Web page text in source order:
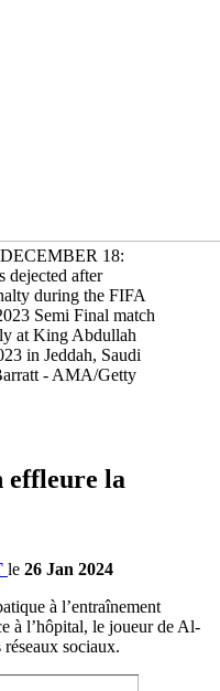
18:
dejected after
during the FIFA
Semi Final match
at King Abdullah
in Jeddah, Saudi
- AMA/Getty
effleure la
le 26 Jan 2024
à l’entraînement
à l’hôpital, le joueur de Al-
sociaux.